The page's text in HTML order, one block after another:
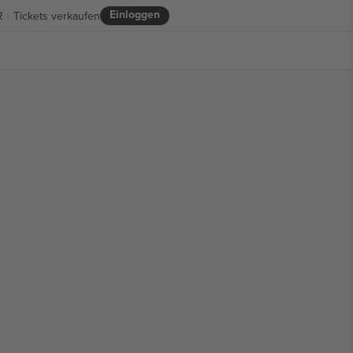
Einloggen
Tickets verkaufen